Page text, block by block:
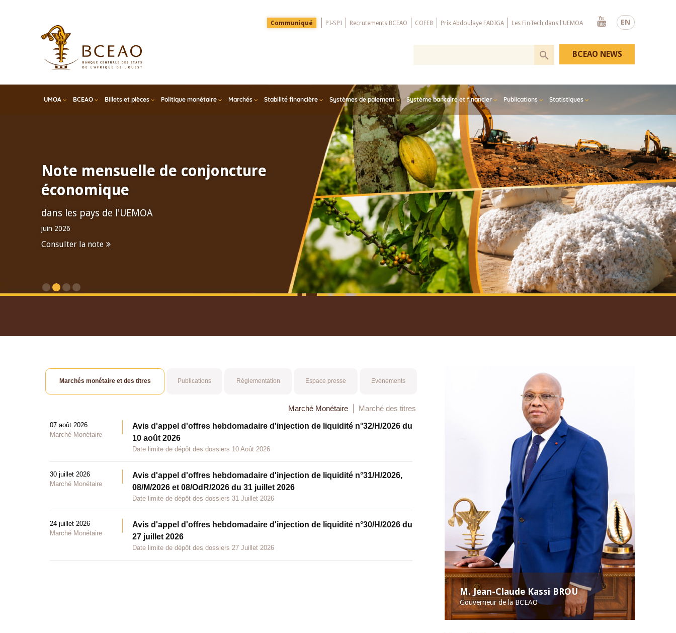
EN
Menu
Top
Communiqué PI-SPI Recrutements BCEAO COFEB Prix Abdoulaye FADIGA Les FinTech dans l'UEMOA
Youtube
UMOA BCEAO Billets et pièces Politique monétaire Marchés Stabilité financière Systèmes de paiement Système bancaire et financier Publications Statistiques
BCEAO NEWS
Note mensuelle de conjoncture
économique
dans les pays de l'UEMOA
juin 2026
Consulter la note
M. Jean-Claude Kassi BROU
Gouverneur de la BCEAO
Marchés monétaire et des titres Publications Réglementation Espace presse Evénements
Marché Monétaire Marché des titres
07 août 2026
Marché Monétaire
Avis d'appel d'offres hebdomadaire d'injection de liquidité n°32/H/2026 du
10 août 2026
Date limite de dépôt des dossiers 10 Août 2026
30 juillet 2026
Marché Monétaire
Avis d'appel d'offres hebdomadaire d'injection de liquidité n°31/H/2026,
08/M/2026 et 08/OdR/2026 du 31 juillet 2026
Date limite de dépôt des dossiers 31 Juillet 2026
24 juillet 2026
Marché Monétaire
Avis d'appel d'offres hebdomadaire d'injection de liquidité n°30/H/2026 du
27 juillet 2026
Date limite de dépôt des dossiers 27 Juillet 2026